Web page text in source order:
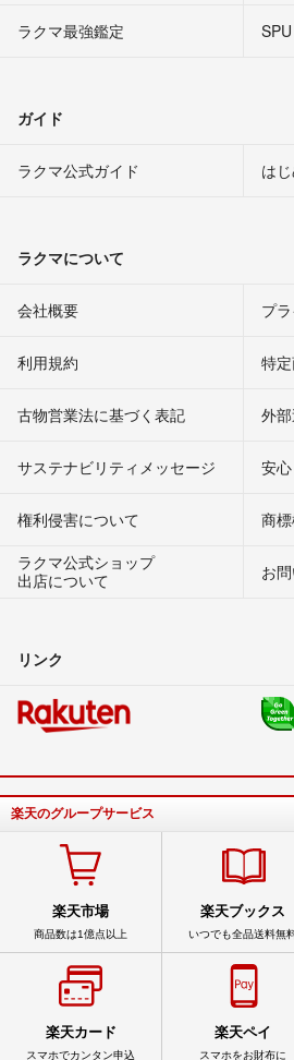
ラクマ最強鑑定
SPU
ガイド
ラクマ公式ガイド は
ラクマについて
会社概要 プ
利用規約 特
古物営業法に基づく表記 外
サステナビリティメッセージ 安
権利侵害について
商
ラクマ公式ショップ
出店について
お
リンク
楽天のグループサービス
楽天市場
商品数は1億点以上
楽天ブックス
いつでも全品送料無
楽天カード
スマホでカンタン申込
楽天ペイ
スマホをお財布に